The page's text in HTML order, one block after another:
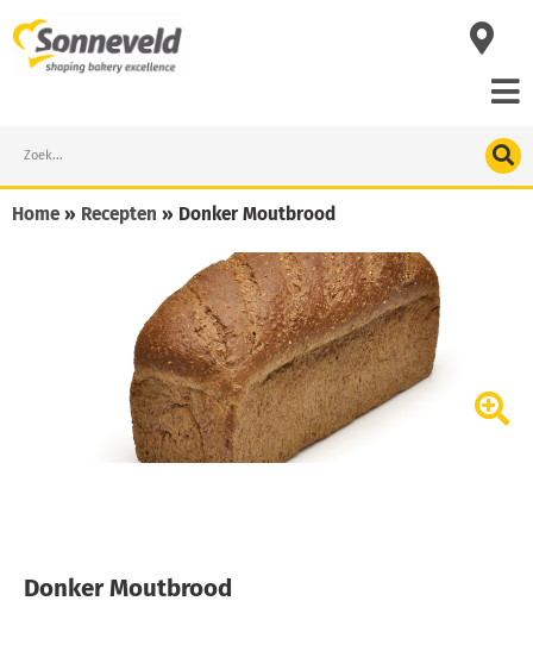
to
content
Search
Home » Recepten » Donker Moutbrood
Donker Moutbrood